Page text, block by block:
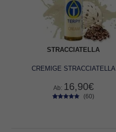
STRACCIATELLA
CREMIGE STRACCIATELLA
Ab: 16,90€
(60)